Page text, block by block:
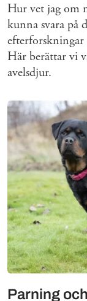
Hur vet jag om
kunna svara på
Här berättar vi
avelsdjur.
Parning